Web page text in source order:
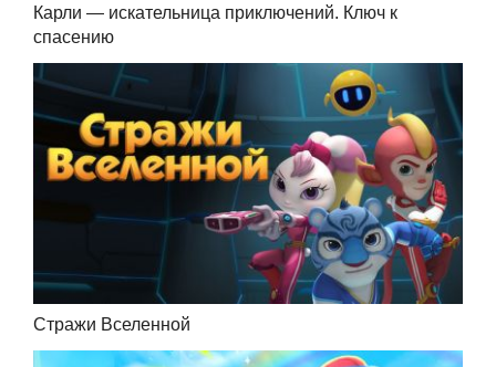
Карли — искательница приключений. Ключ к
спасению
Стражи Вселенной